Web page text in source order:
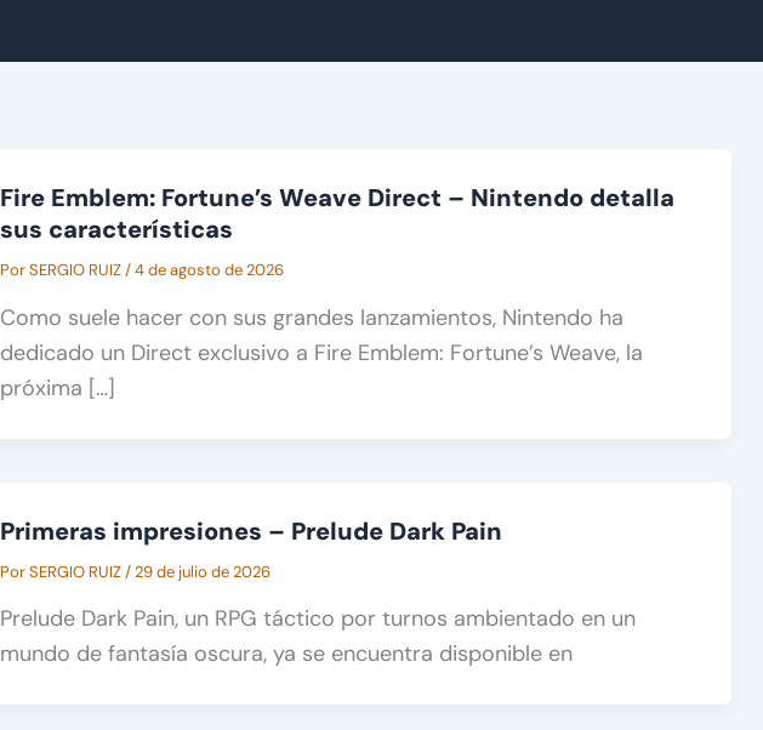
Fire Emblem: Fortune’s Weave Direct – Nintendo detalla
sus características
PorSERGIO RUIZ/4 de agosto de 2026
Como suele hacer con sus grandes lanzamientos, Nintendo ha
dedicado un Direct exclusivo a Fire Emblem: Fortune’s Weave, la
próxima […]
Primeras impresiones – Prelude Dark Pain
PorSERGIO RUIZ/29 de julio de 2026
Prelude Dark Pain, un RPG táctico por turnos ambientado en un
mundo de fantasía oscura, ya se encuentra disponible en